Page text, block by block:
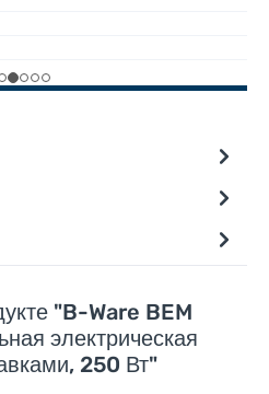
"B-Ware BEM
электрическая
250 Вт"